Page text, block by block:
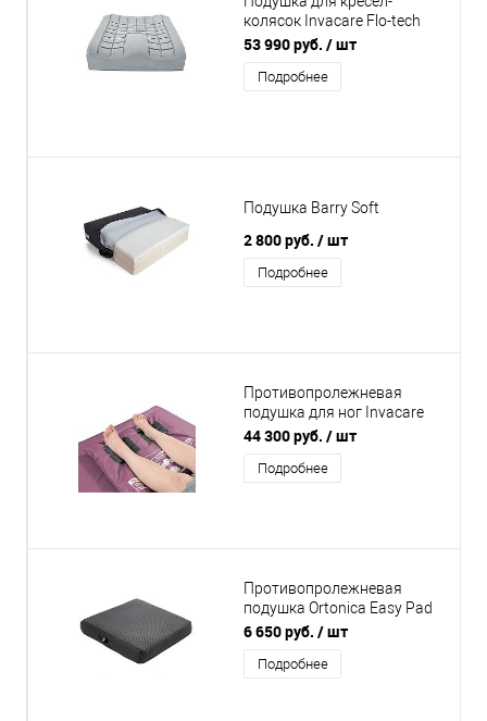
колясок Invacare Flo-tech
Contour
53 990 руб. / шт
Подробнее
Подушка Barry Soft
2 800 руб. / шт
Подробнее
Противопролежневая
подушка для ног Invacare
Softform Heelpad гелевая
44 300 руб. / шт
Подробнее
Противопролежневая
подушка Ortonica Easy Pad
E90
6 650 руб. / шт
Подробнее